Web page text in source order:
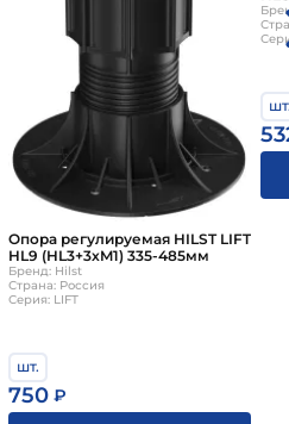
Опора регулируемая HILST LIFT
HL9 (HL3+3хM1) 335-485мм
Бренд: Hilst
Страна: Россия
Серия: LIFT
шт.
750 ₽